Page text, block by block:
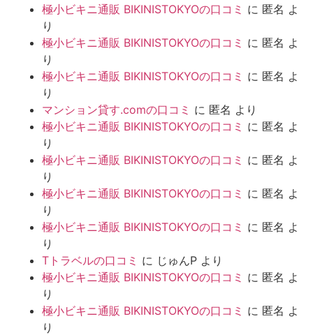
極小ビキニ通販 BIKINISTOKYOの口コミ に 匿名 よ
り
極小ビキニ通販 BIKINISTOKYOの口コミ に 匿名 よ
り
極小ビキニ通販 BIKINISTOKYOの口コミ に 匿名 よ
り
マンション貸す.comの口コミ に 匿名 より
極小ビキニ通販 BIKINISTOKYOの口コミ に 匿名 よ
り
極小ビキニ通販 BIKINISTOKYOの口コミ に 匿名 よ
り
極小ビキニ通販 BIKINISTOKYOの口コミ に 匿名 よ
り
極小ビキニ通販 BIKINISTOKYOの口コミ に 匿名 よ
り
Tトラベルの口コミ に じゅんP より
極小ビキニ通販 BIKINISTOKYOの口コミ に 匿名 よ
り
極小ビキニ通販 BIKINISTOKYOの口コミ に 匿名 よ
り